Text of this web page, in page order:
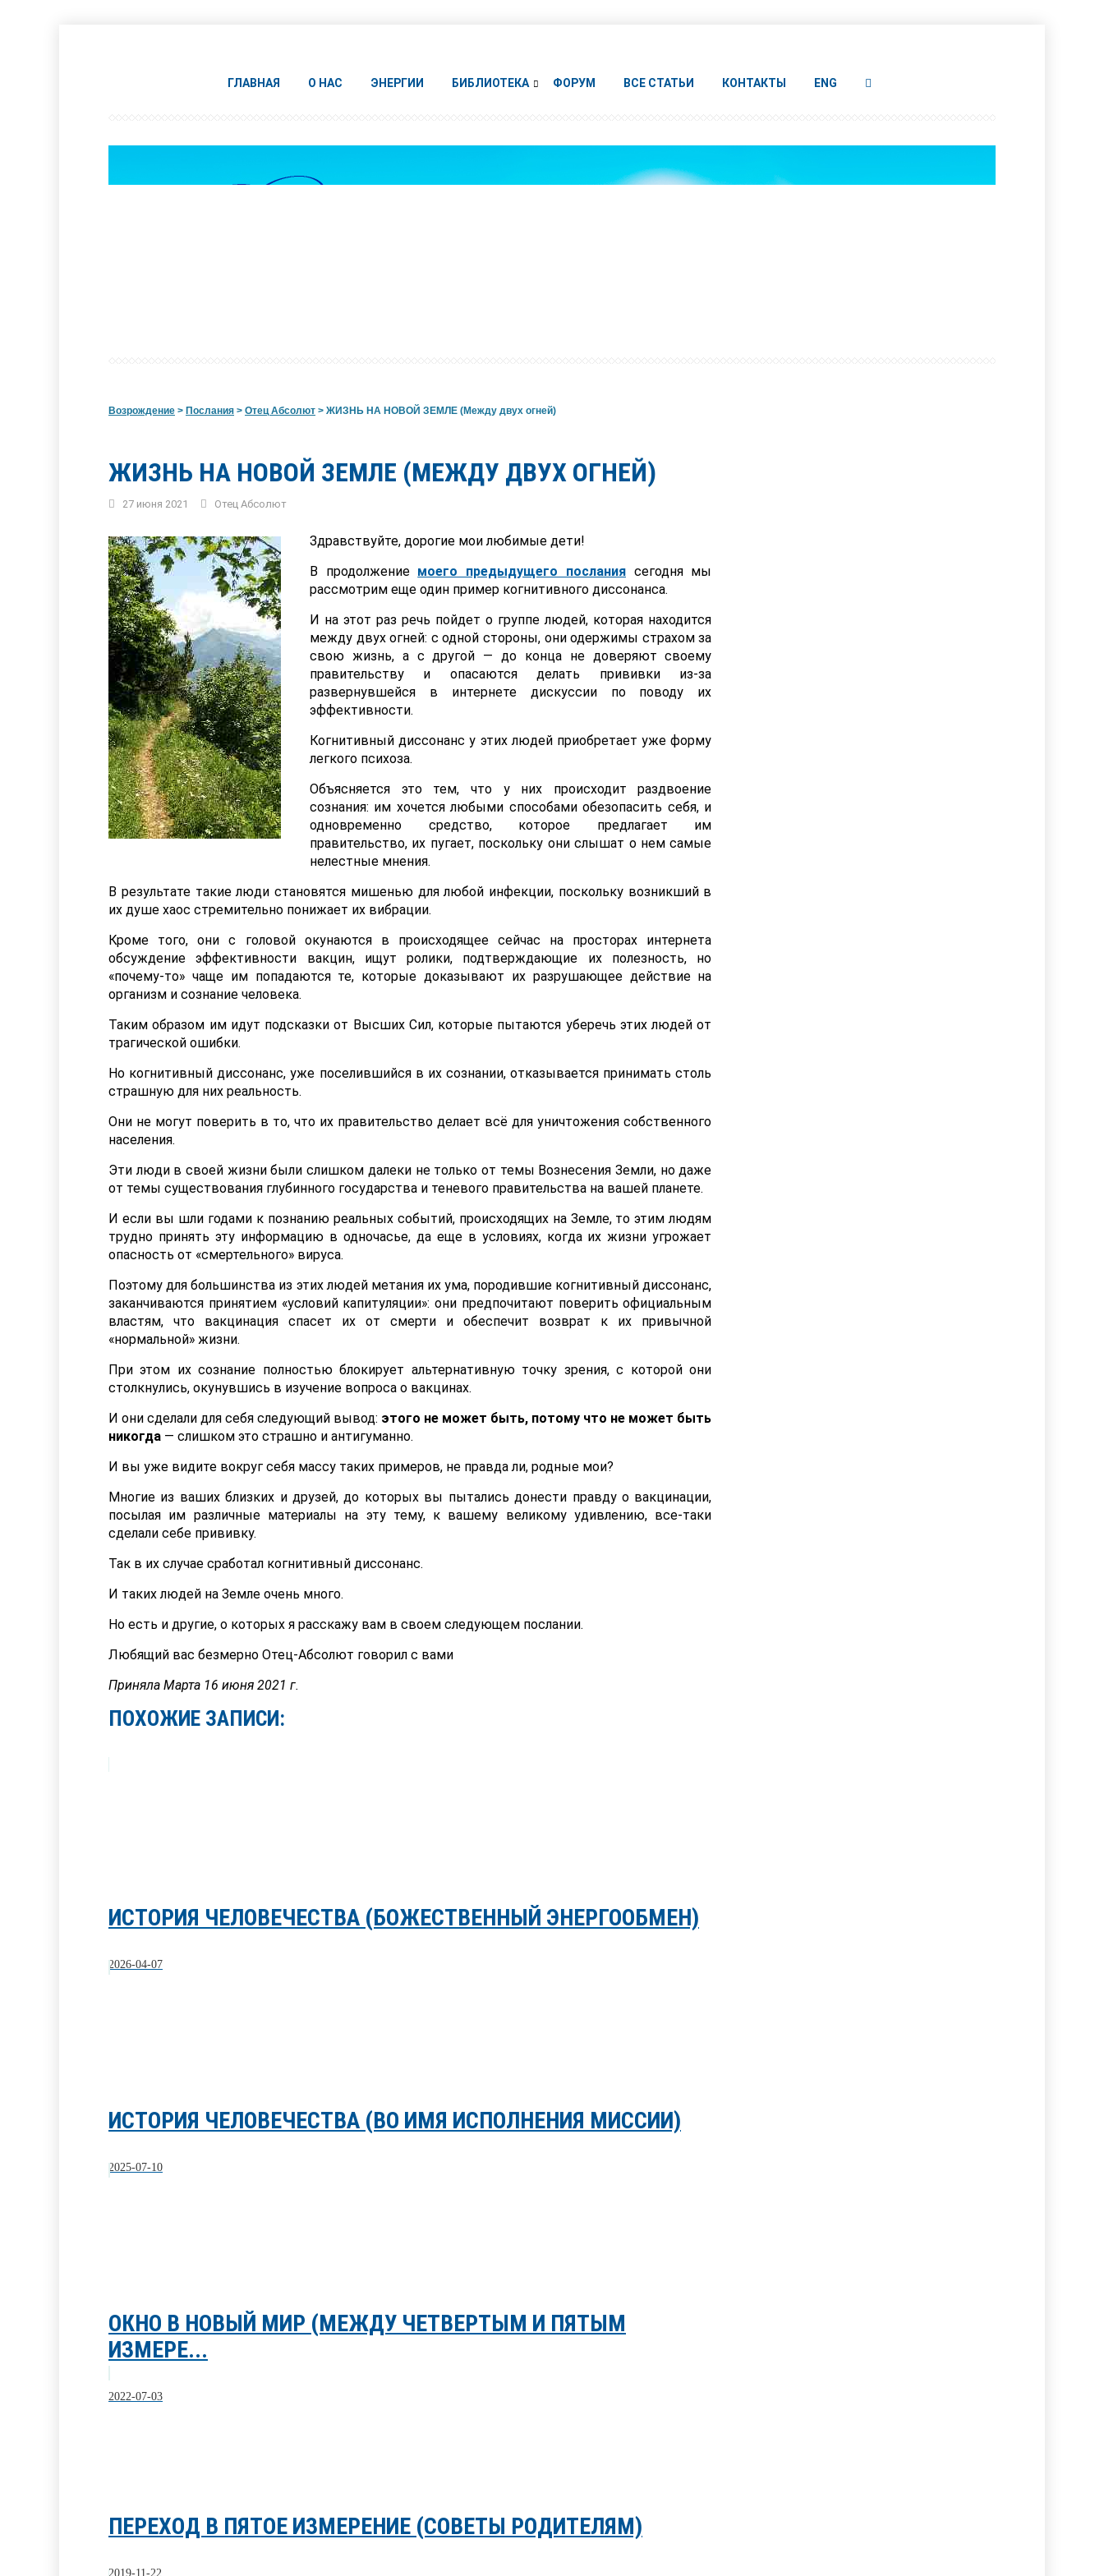
ГЛАВНАЯ О НАС ЭНЕРГИИ БИБЛИОТЕКА ФОРУМ ВСЕ СТАТЬИ КОНТАКТЫ ENG
Возрождение > Послания > Отец Абсолют > ЖИЗНЬ НА НОВОЙ ЗЕМЛЕ (Между двух огней)
ЖИЗНЬ НА НОВОЙ ЗЕМЛЕ (МЕЖДУ ДВУХ ОГНЕЙ)
27 июня 2021 Отец Абсолют
Здравствуйте, дорогие мои любимые дети!
В продолжение моего предыдущего посланиясегодня мы
рассмотрим еще один пример когнитивного диссонанса.
И на этот раз речь пойдет о группе людей, которая находится
между двух огней: с одной стороны, они одержимы страхом за
свою жизнь, а с другой — до конца не доверяют своему
правительству и опасаются делать прививки из-за
развернувшейся в интернете дискуссии по поводу их
эффективности.
Когнитивный диссонанс у этих людей приобретает уже форму
легкого психоза.
Объясняется это тем, что у них происходит раздвоение
сознания: им хочется любыми способами обезопасить себя, и
одновременно средство, которое предлагает им
правительство, их пугает, поскольку они слышат о нем самые
нелестные мнения.
В результате такие люди становятся мишенью для любой инфекции, поскольку возникший в
их душе хаос стремительно понижает их вибрации.
Кроме того, они с головой окунаются в происходящее сейчас на просторах интернета
обсуждение эффективности вакцин, ищут ролики, подтверждающие их полезность, но
«почему-то» чаще им попадаются те, которые доказывают их разрушающее действие на
организм и сознание человека.
Таким образом им идут подсказки от Высших Сил, которые пытаются уберечь этих людей от
трагической ошибки.
Но когнитивный диссонанс, уже поселившийся в их сознании, отказывается принимать столь
страшную для них реальность.
Они не могут поверить в то, что их правительство делает всё для уничтожения собственного
населения.
Эти люди в своей жизни были слишком далеки не только от темы Вознесения Земли, но даже
от темы существования глубинного государства и теневого правительства на вашей планете.
И если вы шли годами к познанию реальных событий, происходящих на Земле, то этим людям
трудно принять эту информацию в одночасье, да еще в условиях, когда их жизни угрожает
опасность от «смертельного» вируса.
Поэтому для большинства из этих людей метания их ума, породившие когнитивный диссонанс,
заканчиваются принятием «условий капитуляции»: они предпочитают поверить официальным
властям, что вакцинация спасет их от смерти и обеспечит возврат к их привычной
«нормальной» жизни.
При этом их сознание полностью блокирует альтернативную точку зрения, с которой они
столкнулись, окунувшись в изучение вопроса о вакцинах.
И они сделали для себя следующий вывод: этого не может быть, потому что не может быть
никогда — слишком это страшно и антигуманно.
И вы уже видите вокруг себя массу таких примеров, не правда ли, родные мои?
Многие из ваших близких и друзей, до которых вы пытались донести правду о вакцинации,
посылая им различные материалы на эту тему, к вашему великому удивлению, все-таки
сделали себе прививку.
Так в их случае сработал когнитивный диссонанс.
И таких людей на Земле очень много.
Но есть и другие, о которых я расскажу вам в своем следующем послании.
Любящий вас безмерно Отец-Абсолют говорил с вами
Приняла Марта 16 июня 2021 г.
ПОХОЖИЕ ЗАПИСИ:
ИСТОРИЯ ЧЕЛОВЕЧЕСТВА (БОЖЕСТВЕННЫЙ ЭНЕРГООБМЕН)
2026-04-07
ИСТОРИЯ ЧЕЛОВЕЧЕСТВА (ВО ИМЯ ИСПОЛНЕНИЯ МИССИИ)
2025-07-10
ОКНО В НОВЫЙ МИР (МЕЖДУ ЧЕТВЕРТЫМ И ПЯТЫМ
ИЗМЕРЕ...
2022-07-03
ПЕРЕХОД В ПЯТОЕ ИЗМЕРЕНИЕ (СОВЕТЫ РОДИТЕЛЯМ)
2019-11-22